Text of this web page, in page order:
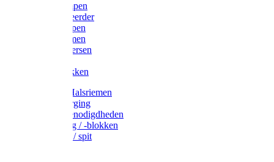
Warmtelampen
Staartcoupeerder
Biggenkappen
Neuskrammen
Varken diversen
Varkensbakken
Halsters / Halsriemen
Hoefverzorging
Lammer benodigdheden
Ramdektuig / -blokken
Vastzetpen / spit